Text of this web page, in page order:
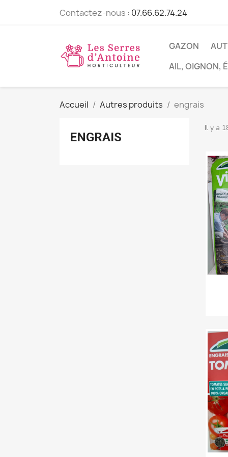
Contactez-nous : 07.66.62.74.24
GAZON
AIL, OIGNON,
Accueil Autres produits engrais
ENGRAIS
Il y a